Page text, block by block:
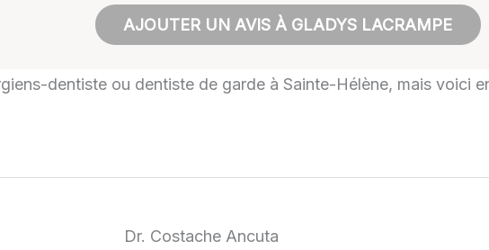
AJOUTER UN AVIS À GLADYS LACRAMPE
dentiste ou dentiste de garde à Sainte-Hélène, mais voici
Dr. Costache Ancuta